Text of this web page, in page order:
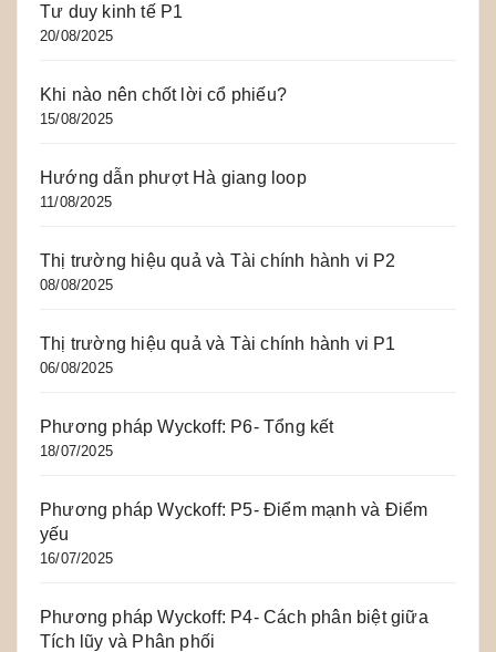
Tư duy kinh tế P1
20/08/2025
Khi nào nên chốt lời cổ phiếu?
15/08/2025
Hướng dẫn phượt Hà giang loop
11/08/2025
Thị trường hiệu quả và Tài chính hành vi P2
08/08/2025
Thị trường hiệu quả và Tài chính hành vi P1
06/08/2025
Phương pháp Wyckoff: P6- Tổng kết
18/07/2025
Phương pháp Wyckoff: P5- Điểm mạnh và Điểm
yếu
16/07/2025
Phương pháp Wyckoff: P4- Cách phân biệt giữa
Tích lũy và Phân phối